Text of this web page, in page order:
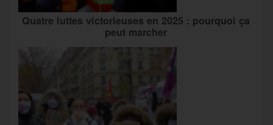
Quatre luttes victorieuses en 2025 : pourquoi ça
peut marcher